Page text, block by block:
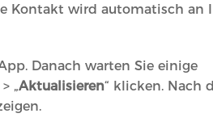
Kontakt wird automatisch an
Danach warten Sie einige
„Aktualisieren“ klicken. Nach